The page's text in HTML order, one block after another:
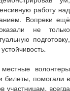
работу над
Вопреки ещё
не только
подготовку,
волонтеры
билеты, помогали в
участницам, всегда